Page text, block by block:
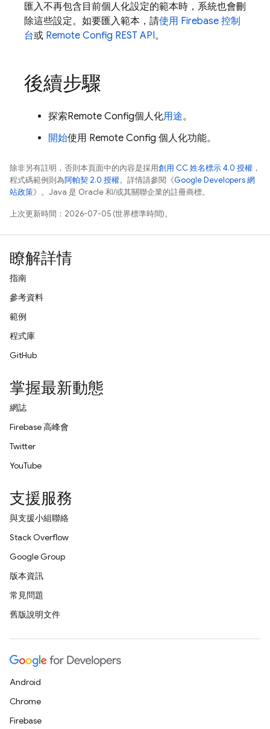
匯入不再包含目前個人化設定的範本時，系統也會刪
除這些設定。如要匯入範本，請使用 Firebase 控制
台或 Remote Config REST API。
後續步驟
探索Remote Config個人化用途。
開始使用 Remote Config 個人化功能。
除非另有註明，否則本頁面中的內容是採用創用 CC 姓名標示 4.0 授權 ，
程式碼範例則為阿帕契 2.0 授權。詳情請參閱《Google Developers 網
站政策》。Java 是 Oracle 和/或其關聯企業的註冊商標。
上次更新時間：2026-07-05 (世界標準時間)。
瞭解詳情
指南
參考資料
範例
程式庫
GitHub
掌握最新動態
網誌
Firebase 高峰會
Twitter
YouTube
支援服務
與支援小組聯絡
Stack Overflow
Google Group
版本資訊
常見問題
舊版說明文件
Android
Chrome
Firebase